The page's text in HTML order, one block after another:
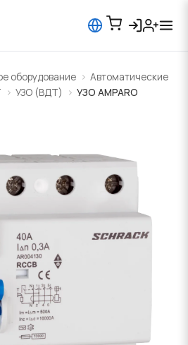
оборудование
Автоматические
УЗО (ВДТ)
УЗО AMPARO